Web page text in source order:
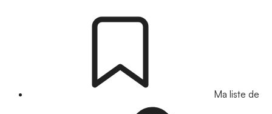
Ma liste de